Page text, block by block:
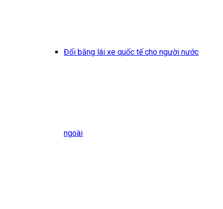
Đổi bằng lái xe quốc tế cho người nước
ngoài